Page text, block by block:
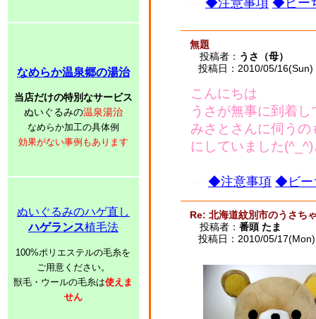
なめらか温泉郷の湯治
当店だけの特別なサービス
ぬいぐるみの温泉湯治
なめらか加工の具体例
効果がない事例もあります
ぬいぐるみのハゲ直し
ハゲランス植毛法
100%ポリエステルの毛糸を
ご用意ください。
獣毛・ウールの毛糸は使えま
せん
◆注意事項 ◆ビー
無題
投稿者： うさ（母）
投稿日：2010/05/
こんにちは
うさが無事に到着
みさとさんに伺う
にしていました
◆注意事項 ◆ビー
Re: 北海道紋別市のうさち
投稿者： 番頭 たま
投稿日：2010/05/